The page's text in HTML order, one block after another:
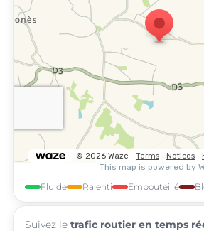
Fluide Ralenti Embouteillé
Suivez le trafic routier en temps